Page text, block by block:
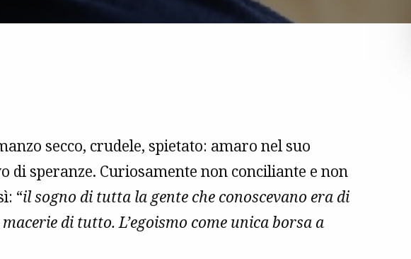
secco, crudele, spietato: amaro nel suo
di speranze. Curiosamente non conciliante e non
“il sogno di tutta la gente che conoscevano era di
di tutto. L’egoismo come unica borsa a